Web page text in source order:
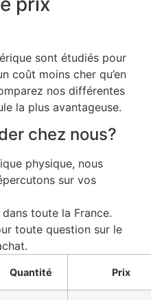
sont étudiés pour
coût moins cher qu’en
nos différentes
la plus avantageuse.
chez nous?
physique, nous
sur vos
toute la France.
toute question sur le
Quantité Prix